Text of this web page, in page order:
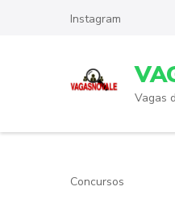
Instagram
Vagas
Concursos